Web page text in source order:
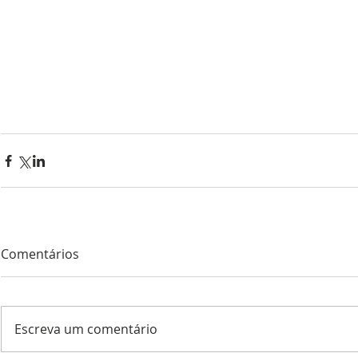
Comentários
Escreva um comentário